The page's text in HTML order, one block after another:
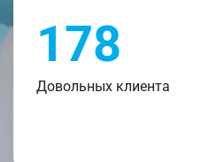
178
Довольных клиента